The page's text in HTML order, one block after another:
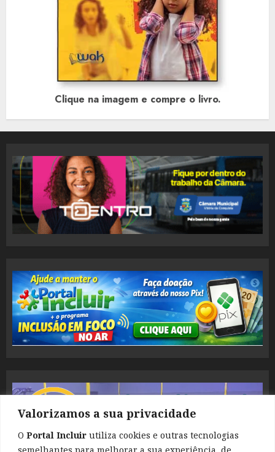
Valorizamos a sua privacidade
O Portal Incluir utiliza cookies e outras tecnologias
semelhantes para melhorar a sua experiência, de
Clique na imagem e compre o livro.